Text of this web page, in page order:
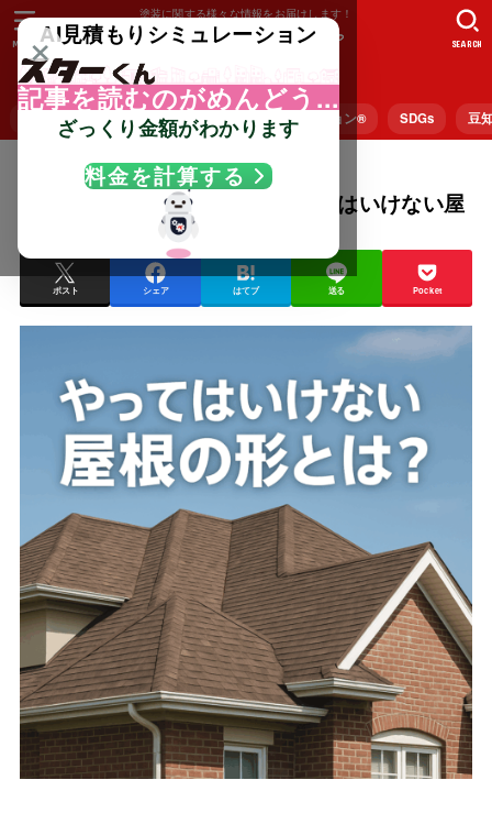
×AI見積もりシミュレーション
記事を読むのがめんどう...
ざっくり金額がわかります
料金を計算する
塗装に関する様々な情報をお届けします！
お役立ち情報 劣化トラブル 塗装ファッション®︎ SDGs 豆
SEARCH
MENU
お役立ち情報 2025.09.25
【家の寿命を左右する】、やってはいけない屋
ポスト シェア はてブ 送る Pocket